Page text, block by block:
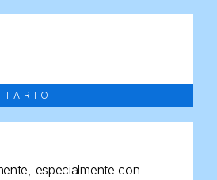
especialmente con